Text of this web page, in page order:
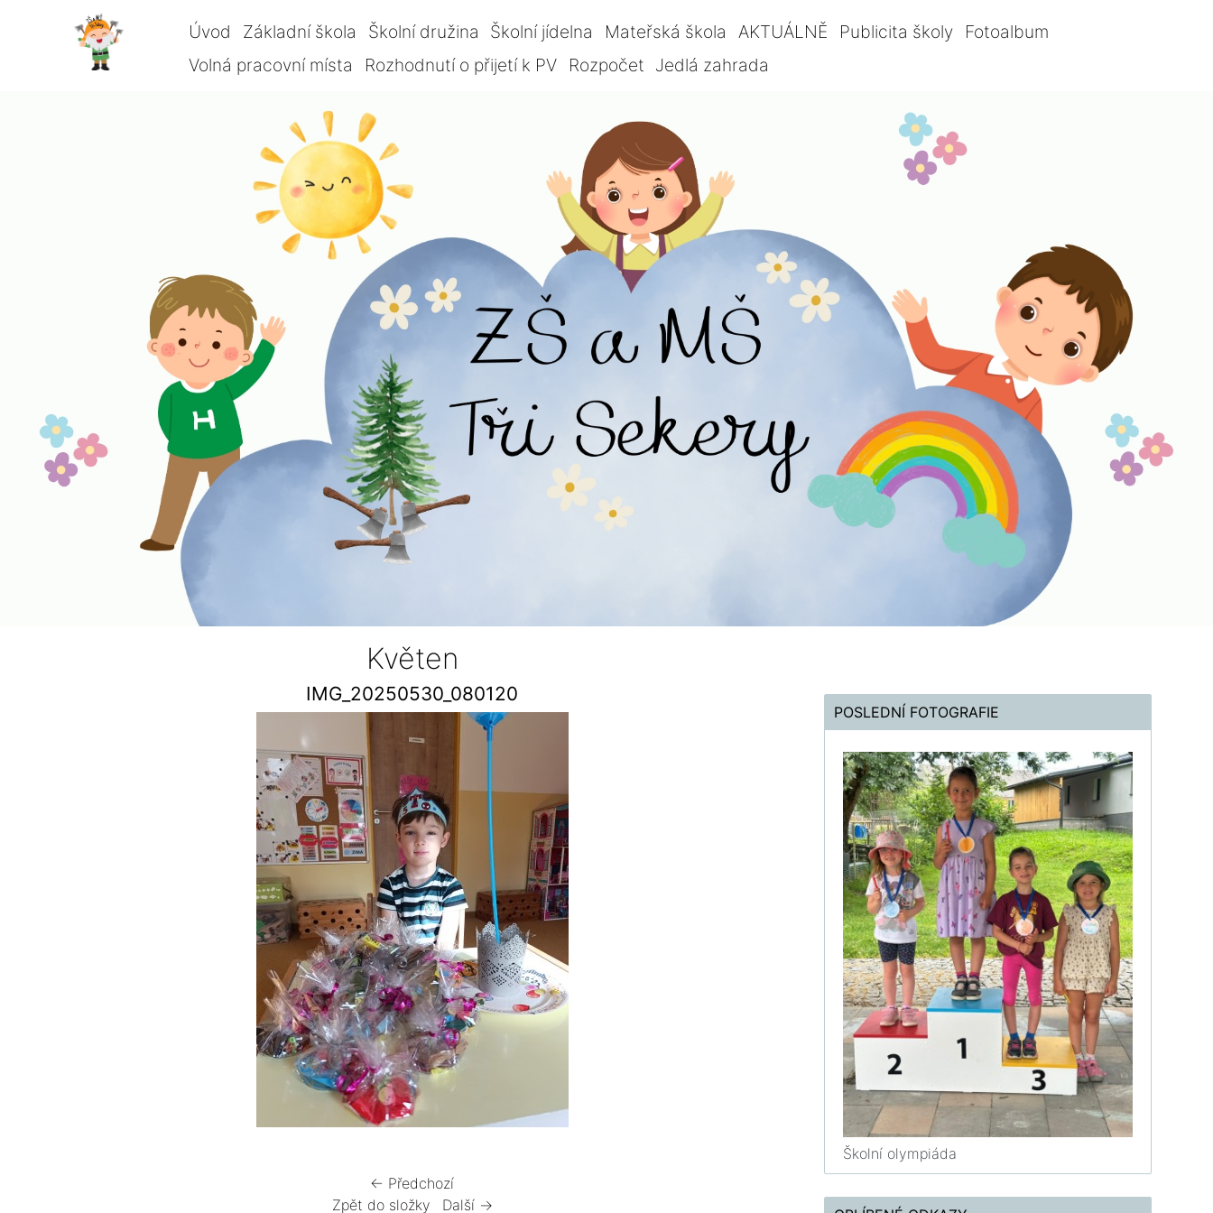
Úvod Základní škola Školní družina Školní jídelna Mateřská škola AKTUÁLNĚ Publicita školy
Fotoalbum
Volná pracovní místa
Rozhodnutí o přijetí k PV Rozpočet Jedlá zahrada
Květen
IMG_20250530_080120
← Předchozí
Zpět do složky
Další →
POSLEDNÍ FOTOGRAFIE
Školní olympiáda